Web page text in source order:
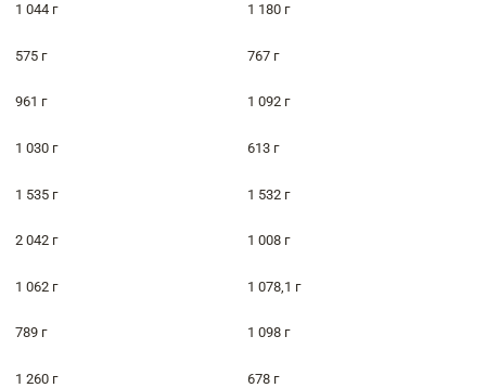
1 044 г 1 180 г
575 г 767 г
961 г 1 092 г
1 030 г 613 г
1 535 г 1 532 г
2 042 г 1 008 г
1 062 г 1 078,1 г
789 г 1 098 г
1 260 г 678 г